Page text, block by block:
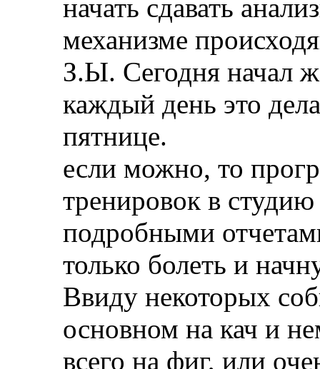
начать сдавать
механизме
З.Ы. Сегодня начал
каждый день это
пятнице.
если можно, то
тренировок в
подробными
только болеть и
Ввиду некоторых
основном на кач и
всего на фиг, или